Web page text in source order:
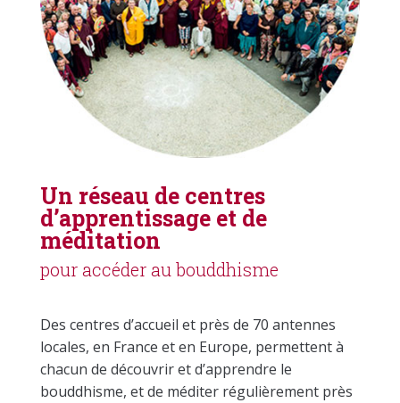
Un réseau de centres
d’apprentissage et de
méditation
pour accéder au bouddhisme
Des centres d’accueil et près de 70 antennes
locales, en France et en Europe, permettent à
chacun de découvrir et d’apprendre le
bouddhisme, et de méditer régulièrement près